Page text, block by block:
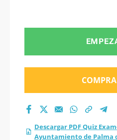
Palma de
2026?
Descargar PDF Quiz
Ayuntamiento de Palma